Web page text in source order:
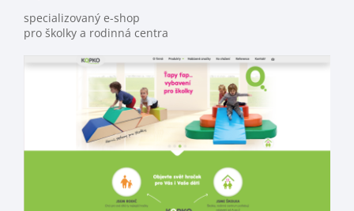
specializovaný e-shop
pro školky a rodinná centra